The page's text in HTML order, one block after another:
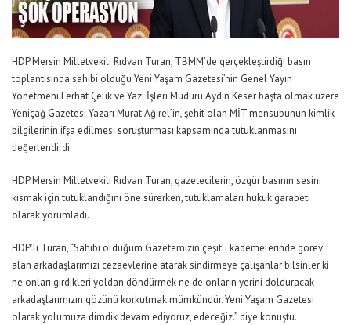
HDP Mersin Milletvekili Rıdvan Turan, TBMM’de gerçekleştirdiği basın
toplantısında sahibi olduğu Yeni Yaşam Gazetesi’nin Genel Yayın
Yönetmeni Ferhat Çelik ve Yazı İşleri Müdürü Aydın Keser başta olmak üzere
Yeniçağ Gazetesi Yazarı Murat Ağırel’in, şehit olan MİT mensubunun kimlik
bilgilerinin ifşa edilmesi soruşturması kapsamında tutuklanmasını
değerlendirdi.
HDP Mersin Milletvekili Rıdvan Turan, gazetecilerin, özgür basının sesini
kısmak için tutuklandığını öne sürerken, tutuklamaları hukuk garabeti
olarak yorumladı.
HDP’li Turan, “Sahibi olduğum Gazetemizin çeşitli kademelerinde görev
alan arkadaşlarımızı cezaevlerine atarak sindirmeye çalışanlar bilsinler ki
ne onları girdikleri yoldan döndürmek ne de onların yerini dolduracak
arkadaşlarımızın gözünü korkutmak mümkündür. Yeni Yaşam Gazetesi
olarak yolumuza dimdik devam ediyoruz, edeceğiz.” diye konuştu.